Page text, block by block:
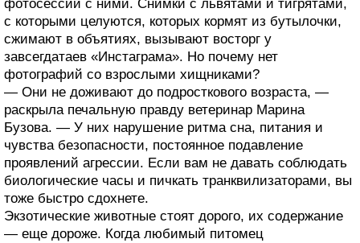
фотосессий с ними. Снимки с львятами и тигрятами,
с которыми целуются, которых кормят из бутылочки,
сжимают в объятиях, вызывают восторг у
завсегдатаев «Инстаграма». Но почему нет
фотографий со взрослыми хищниками?
— Они не доживают до подросткового возраста, —
раскрыла печальную правду ветеринар Марина
Бузова. — У них нарушение ритма сна, питания и
чувства безопасности, постоянное подавление
проявлений агрессии. Если вам не давать соблюдать
биологические часы и пичкать транквилизаторами, вы
тоже быстро сдохнете.
Экзотические животные стоят дорого, их содержание
— еще дороже. Когда любимый питомец